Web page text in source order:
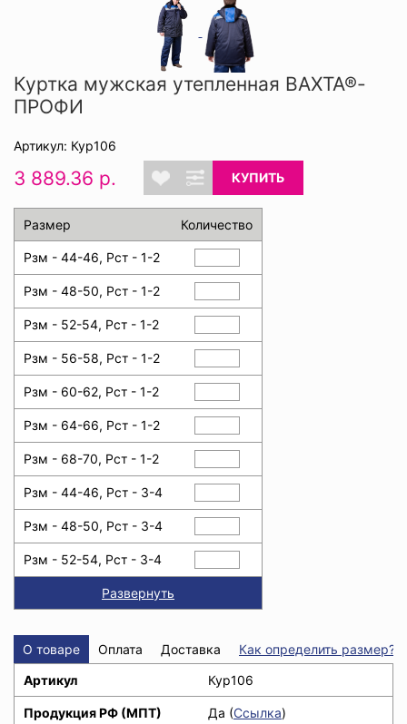
Куртка мужская утепленная ВАХТА®-
ПРОФИ
Артикул: Кур106
3 889.36 р. КУПИТЬ
Размер Количество
Рзм - 44-46, Рст - 1-2
Рзм - 48-50, Рст - 1-2
Рзм - 52-54, Рст - 1-2
Рзм - 56-58, Рст - 1-2
Рзм - 60-62, Рст - 1-2
Рзм - 64-66, Рст - 1-2
Рзм - 68-70, Рст - 1-2
Рзм - 44-46, Рст - 3-4
Рзм - 48-50, Рст - 3-4
Рзм - 52-54, Рст - 3-4
Развернуть
О товаре Оплата Доставка
Как определить размер?
Артикул
Кур106
Продукция РФ (МПТ) Да (Ссылка)